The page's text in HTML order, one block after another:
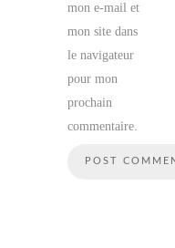
mon e-mail et
mon site dans
le navigateur
pour mon
prochain
commentaire.